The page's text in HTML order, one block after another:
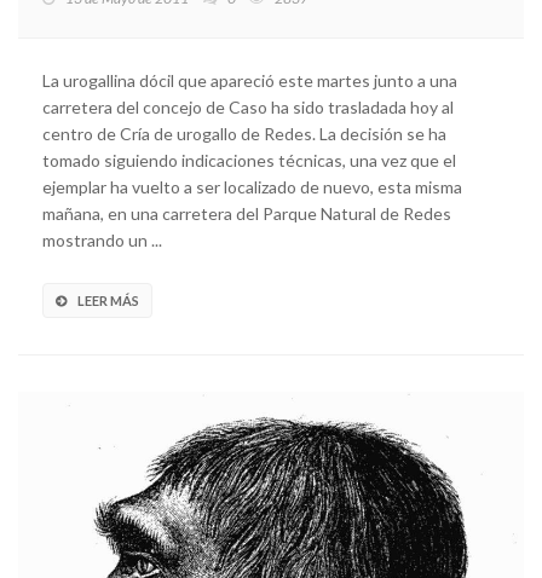
La urogallina dócil que apareció este martes junto a una
carretera del concejo de Caso ha sido trasladada hoy al
centro de Cría de urogallo de Redes. La decisión se ha
tomado siguiendo indicaciones técnicas, una vez que el
ejemplar ha vuelto a ser localizado de nuevo, esta misma
mañana, en una carretera del Parque Natural de Redes
mostrando un ...
LEER MÁS